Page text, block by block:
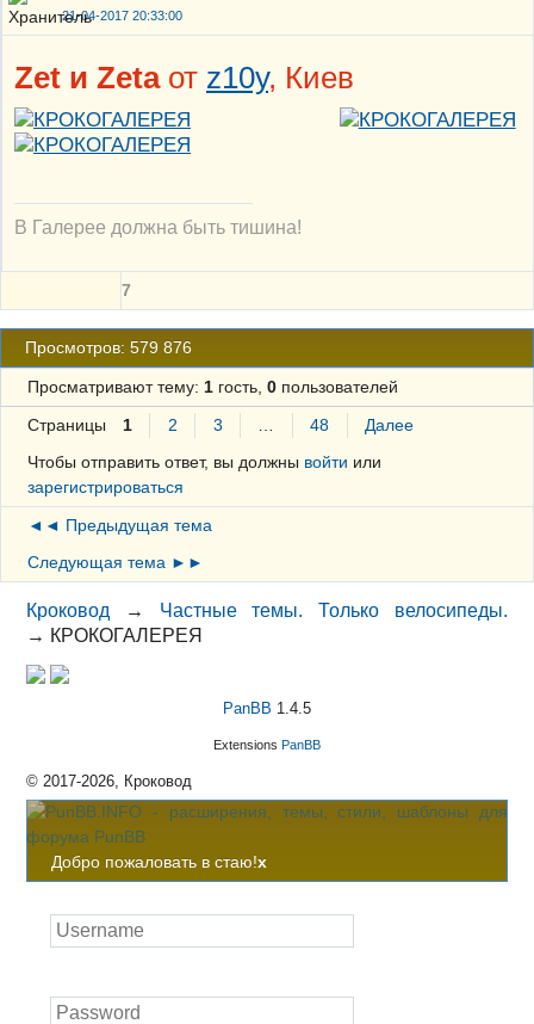
21-04-2017 20:33:00
Zet и Zetaот z10y, Киев
В Галерее должна быть тишина!
7
Просмотров: 579 876
Просматривают тему: 1гость, 0пользователей
Страницы 1 2 3 48
Далее
Чтобы отправить ответ, вы должны войти или
зарегистрироваться
◄◄ Предыдущая тема
Следующая тема ►►
Кроковод → Частные темы. Только велосипеды.
→ КРОКОГАЛЕРЕЯ
PanBB 1.4.5
Extensions PanBB
© 2017-2026, Кроковод
Добро пожаловать в стаю!x